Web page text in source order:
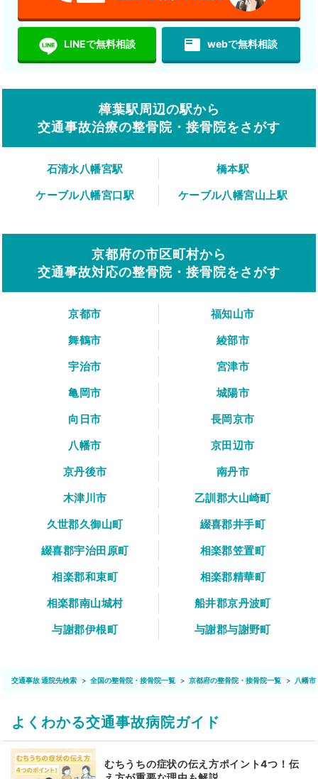
LINEで無料相談 featured_play_list webで無料相談
樟葉駅周辺の駅から
交通事故治療の整骨院・接骨院をさがす
石清水八幡宮駅
橋本駅
ケーブル八幡宮口駅
ケーブル八幡宮山上駅
京都府の市区町村から
交通事故対応の整骨院・接骨院をさがす
京都市
福知山市
舞鶴市
綾部市
宇治市
宮津市
亀岡市
城陽市
向日市
長岡京市
八幡市
京田辺市
京丹後市
南丹市
木津川市
乙訓郡大山崎町
久世郡久御山町
綴喜郡井手町
綴喜郡宇治田原町
相楽郡笠置町
相楽郡和束町
相楽郡精華町
相楽郡南山城村
船井郡京丹波町
与謝郡伊根町
与謝郡与謝野町
交通事故 通院先検索 全国の整骨院・接骨院一覧 京都府の整骨院・接骨院一覧 八幡
よくわかる交通事故病院ガイド
むちうちの症状の伝え方ポイント4つ！伝